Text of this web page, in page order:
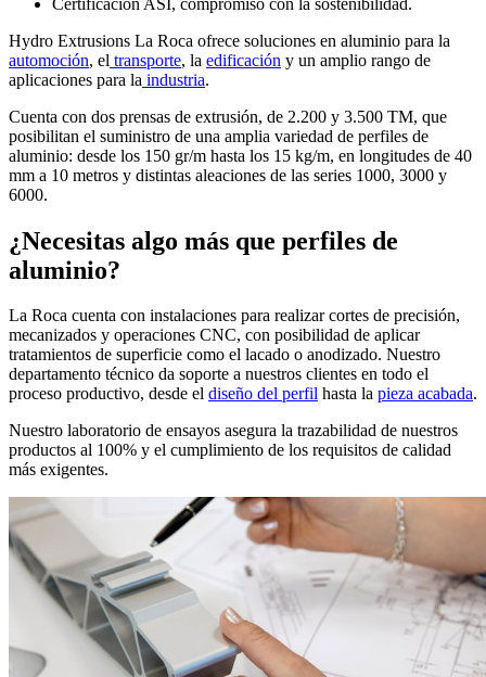
Hydro Extrusions La Roca ofrece soluciones en aluminio para la
automoción, el transporte, la edificación y un amplio rango de
aplicaciones para la industria.
Cuenta con dos prensas de extrusión, de 2.200 y 3.500 TM, que
posibilitan el suministro de una amplia variedad de perfiles de
aluminio: desde los 150 gr/m hasta los 15 kg/m, en longitudes de 40
mm a 10 metros y distintas aleaciones de las series 1000, 3000 y
6000.
¿Necesitas algo más que perfiles de
aluminio?
La Roca cuenta con instalaciones para realizar cortes de precisión,
mecanizados y operaciones CNC, con posibilidad de aplicar
tratamientos de superficie como el lacado o anodizado. Nuestro
departamento técnico da soporte a nuestros clientes en todo el
proceso productivo, desde el diseño del perfil hasta la pieza acabada.
Nuestro laboratorio de ensayos asegura la trazabilidad de nuestros
productos al 100% y el cumplimiento de los requisitos de calidad
más exigentes.